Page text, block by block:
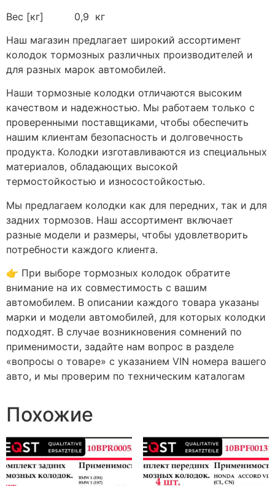
Вес [кг] 0,9 кг
Наш магазин предлагает широкий ассортимент
колодок тормозных различных производителей и
для разных марок автомобилей.
Наши тормозные колодки отличаются высоким
качеством и надежностью. Мы работаем только с
проверенными поставщиками, чтобы обеспечить
нашим клиентам безопасность и долговечность
продукта. Колодки изготавливаются из специальных
материалов, обладающих высокой
термостойкостью и износостойкостью.
Мы предлагаем колодки как для передних, так и для
задних тормозов. Наш ассортимент включает
разные модели и размеры, чтобы удовлетворить
потребности каждого клиента.
👉 При выборе тормозных колодок обратите
внимание на их совместимость с вашим
автомобилем. В описании каждого товара указаны
марки и модели автомобилей, для которых колодки
подходят. В случае возникновения сомнений по
применимости, задайте нам вопрос в разделе
«вопросы о товаре» с указанием VIN номера вашего
авто, и мы проверим по техническим каталогам
Похожие